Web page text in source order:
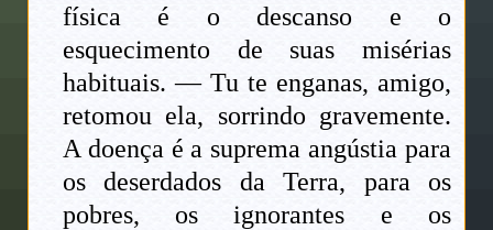
física é o descanso e o
esquecimento de suas misérias
habituais. — Tu te enganas, amigo,
retomou ela, sorrindo gravemente.
A doença é a suprema angústia para
os deserdados da Terra, para os
pobres, os ignorantes e os